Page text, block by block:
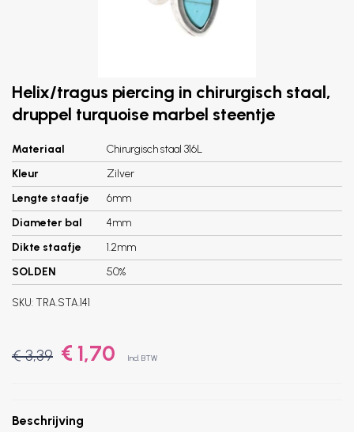
Helix/tragus piercing in chirurgisch staal,
druppel turquoise marbel steentje
Materiaal
Chirurgisch staal 316L
Kleur
Zilver
Lengte staafje
6mm
Diameter bal
4mm
Dikte staafje
1.2mm
SOLDEN
50%
SKU: TRA.STA.141
€ 3,39 € 1,70 Incl. BTW
Beschrijving